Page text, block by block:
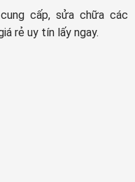
cấp, sửa chữa các
rẻ uy tín lấy ngay.